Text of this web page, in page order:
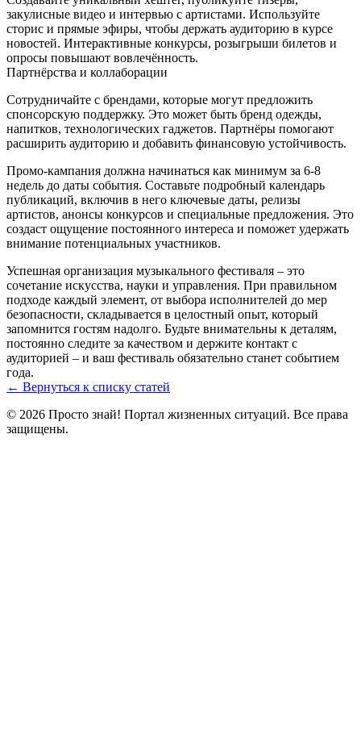
закулисные видео и интервью с артистами. Используйте
сторис и прямые эфиры, чтобы держать аудиторию в курсе
новостей. Интерактивные конкурсы, розыгрыши билетов и
опросы повышают вовлечённость.
Партнёрства и коллаборации
Сотрудничайте с брендами, которые могут предложить
спонсорскую поддержку. Это может быть бренд одежды,
напитков, технологических гаджетов. Партнёры помогают
расширить аудиторию и добавить финансовую устойчивость.
Промо‑кампания должна начинаться как минимум за 6‑8
недель до даты события. Составьте подробный календарь
публикаций, включив в него ключевые даты, релизы
артистов, анонсы конкурсов и специальные предложения. Это
создаст ощущение постоянного интереса и поможет удержать
внимание потенциальных участников.
Успешная организация музыкального фестиваля – это
сочетание искусства, науки и управления. При правильном
подходе каждый элемент, от выбора исполнителей до мер
безопасности, складывается в целостный опыт, который
запомнится гостям надолго. Будьте внимательны к деталям,
постоянно следите за качеством и держите контакт с
аудиторией – и ваш фестиваль обязательно станет событием
года.
← Вернуться к списку статей
© 2026 Просто знай! Портал жизненных ситуаций. Все права
защищены.